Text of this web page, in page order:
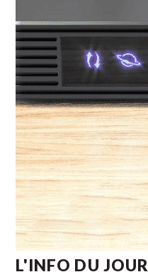
L'INFO DU JOUR